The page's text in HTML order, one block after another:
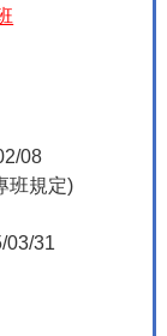
08
班規定)
03/31